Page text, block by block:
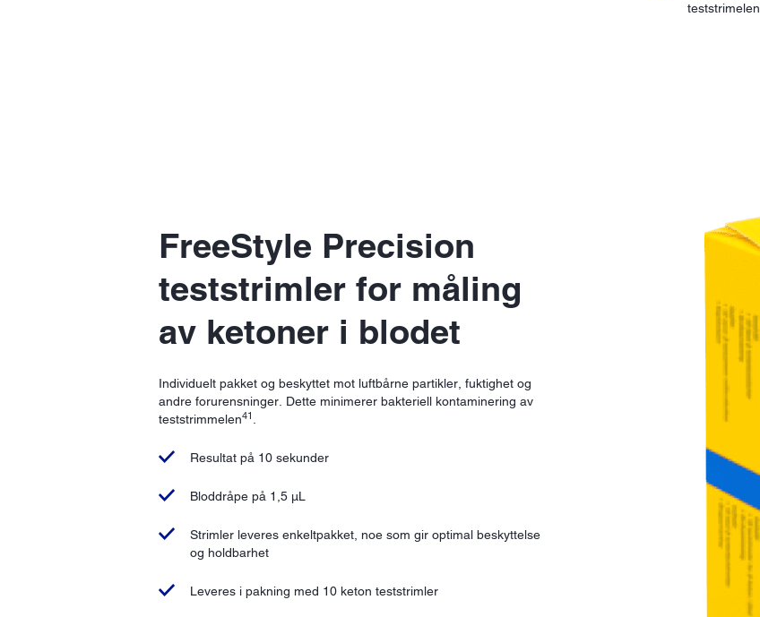
teststrimelen
FreeStyle Precision
teststrimler for måling
av ketoner i blodet
Individuelt pakket og beskyttet mot luftbårne partikler, fuktighet og
andre forurensninger. Dette minimerer bakteriell kontaminering av
teststrimmelen41
Resultat på 10 sekunder
Bloddråpe på 1,5 µL
Strimler leveres enkeltpakket, noe som gir optimal beskyttelse
og holdbarhet
Leveres i pakning med 10 keton teststrimler